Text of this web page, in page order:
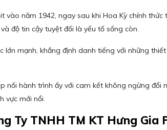
vào năm 1942, ngay sau khi Hoa Kỳ chính
độ tin cậy tuyệt đối là yếu tố sống còn.
lớn mạnh, khẳng định danh tiếng với những
nối hành trình ấy với cam kết không ngừng đổi
vực mới nổi.
Ty TNHH TM KT Hưng Gia